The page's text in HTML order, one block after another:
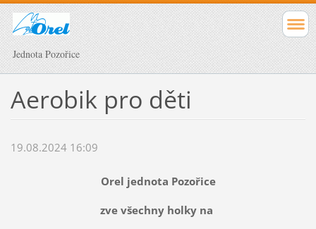
Jednota Pozořice
Aerobik pro děti
19.08.2024 16:09
Orel jednota Pozořice
zve všechny holky na